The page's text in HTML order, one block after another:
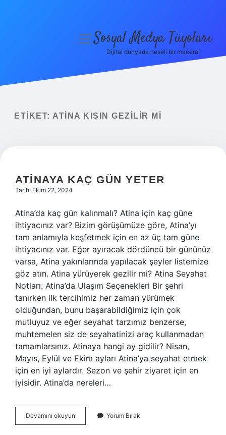
Yasal Uyarı
menüyüSosyal Medya Tüyoları
Dijital dünyada neşeli bir macera!
ETIKET: ATINA KIŞIN GEZILIR MI
ATINAYA KAÇ GÜN YETER
Tarih: Ekim 22, 2024
Atina’da kaç gün kalınmalı? Atina için kaç güne
ihtiyacınız var? Bizim görüşümüze göre, Atina’yı
tam anlamıyla keşfetmek için en az üç tam güne
ihtiyacınız var. Eğer ayıracak dördüncü bir gününüz
varsa, Atina yakınlarında yapılacak şeyler listemize
göz atın. Atina yürüyerek gezilir mi? Atina Seyahat
Notları: Atina’da Ulaşım Seçenekleri Bir şehri
tanırken ilk tercihimiz her zaman yürümek
olduğundan, bunu başarabildiğimiz için çok
mutluyuz ve eğer seyahat tarzımız benzerse,
muhtemelen siz de seyahatinizi araç kullanmadan
tamamlarsınız. Atinaya hangi ay gidilir? Nisan,
Mayıs, Eylül ve Ekim ayları Atina’ya seyahat etmek
için en iyi aylardır. Sezon ve şehir ziyaret için en
iyisidir. Atina’da nereleri…
Devamını okuyun
Kaç
Yorum Bırak